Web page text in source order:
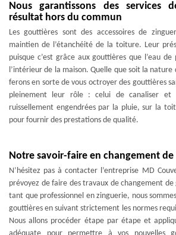
Nous garantissons des services
résultat hors du commun
Les gouttières sont des accessoires de
maintien de l’étanchéité de la toiture. Leur
puisque c’est grâce aux gouttières que l’eau
l’intérieur de la maison. Quelle que soit la nature
ferons en sorte de vous octroyer des gouttières
pleinement leur rôle : celui de canaliser et
ruissellement engendrées par la pluie, sur la
pour fournir des prestations de qualité.
Notre savoir-faire en changement
N’hésitez pas à contacter l’entreprise MD
prévoyez de faire des travaux de changement
tant que professionnel en zinguerie, nous
gouttières en suivant strictement les normes
Nous allons procéder étape par étape et